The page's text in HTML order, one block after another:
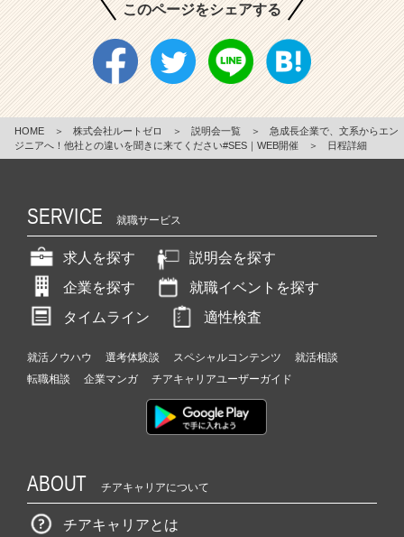
このページをシェアする
HOME ＞ 株式会社ルートゼロ ＞ 説明会一覧 ＞
急成長企業で、文系からエン
ジニアへ！他社との違いを聞きに来てください#SES｜WEB開催
＞ 日程詳細
SERVICE 就職サービス
求人を探す
説明会を探す
企業を探す
就職イベントを探す
タイムライン
適性検査
就活ノウハウ 選考体験談 スペシャルコンテンツ
就活相談
転職相談
企業マンガ チアキャリアユーザーガイド
ABOUT チアキャリアについて
チアキャリアとは